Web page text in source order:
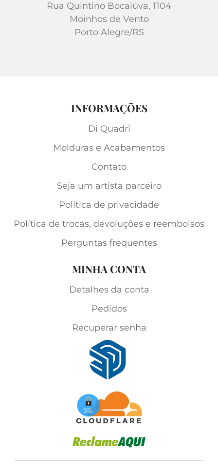
Rua Quintino Bocaiúva, 1104
Moinhos de Vento
Porto Alegre/RS
INFORMAÇÕES
Di Quadri
Molduras e Acabamentos
Contato
Seja um artista parceiro
Política de privacidade
Política de trocas, devoluções e reembolsos
Perguntas frequentes
MINHA CONTA
Detalhes da conta
Pedidos
Recuperar senha